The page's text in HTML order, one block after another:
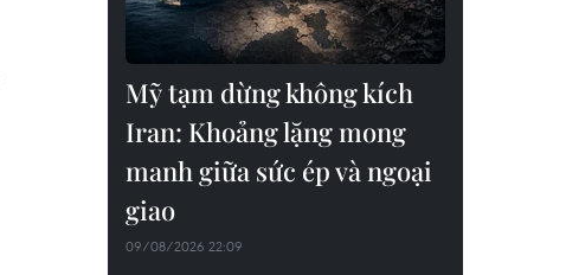
Mỹ tạm dừng không kích
Iran: Khoảng lặng mong
manh giữa sức ép và ngoại
giao
09/08/2026 22:09